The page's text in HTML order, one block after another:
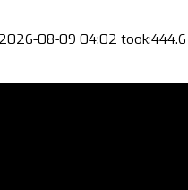
2026-08-09 04:02